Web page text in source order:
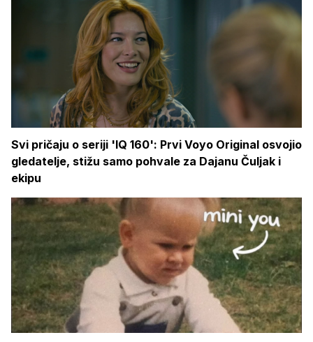
Svi pričaju o seriji 'IQ 160': Prvi Voyo Original osvojio
gledatelje, stižu samo pohvale za Dajanu Čuljak i
ekipu